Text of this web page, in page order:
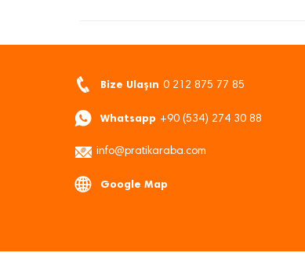
Bize Ulaşın 0 212 875 77 85
Whatsapp +90 (534) 274 30 88
info@pratikaraba.com
Google Map